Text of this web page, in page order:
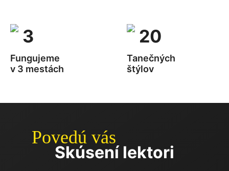
3
Fungujeme
v 3 mestách
20
Tanečných
štýlov
Povedú vás
Skúsení lektori